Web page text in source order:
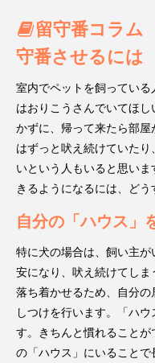
留守番コラ
守番させるには
室内でペットを飼ってい
はおりこうさんでいてほ
かずに、帰って来たら部
はずっと吠え続けていた
いという人もいると思い
きるようになるには、ど
自分の「ハウス」
特に犬の場合は、飼い主
安になり、吠え続けてし
落ち着かせるため、自分
しつけを行います。「ハ
す。きちんと慣れること
の「ハウス」にいること